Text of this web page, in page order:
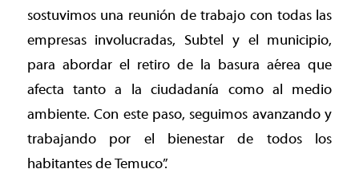
sostuvimos una reunión de trabajo con todas las
empresas involucradas, Subtel y el municipio,
para abordar el retiro de la basura aérea que
afecta tanto a la ciudadanía como al medio
ambiente. Con este paso, seguimos avanzando y
trabajando por el bienestar de todos los
habitantes de Temuco”.